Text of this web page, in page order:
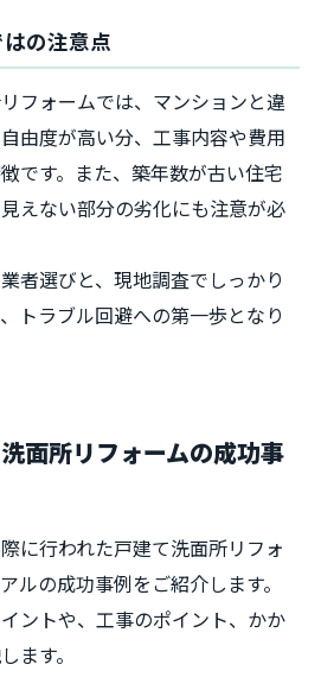
の注意点
フォームでは、マンションと違
由度が高い分、工事内容や費用
です。また、築年数が古い住宅
えない部分の劣化にも注意が必
者選びと、現地調査でしっかり
トラブル回避への第一歩となり
面所リフォームの成功事
に行われた戸建て洗面所リフォ
ルの成功事例をご紹介します。
ントや、工事のポイント、かか
ます。